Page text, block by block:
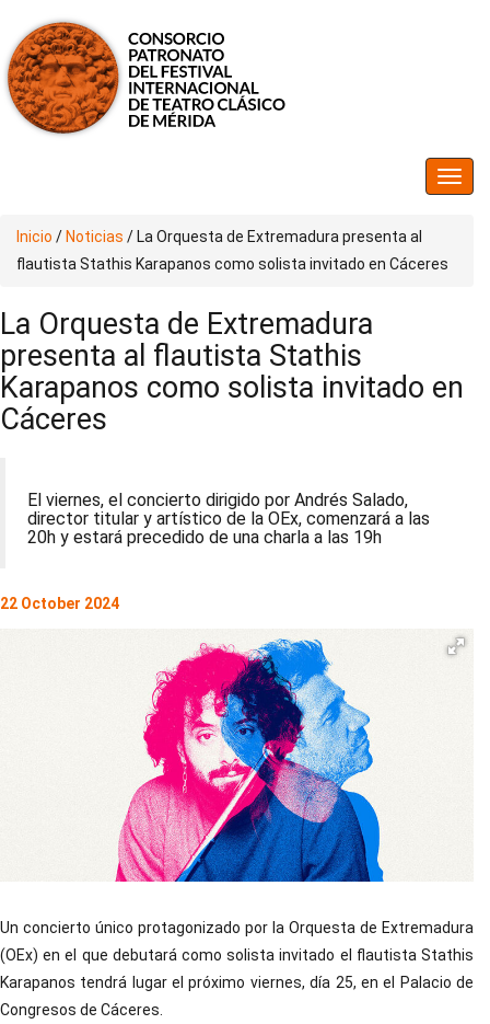
Inicio / Noticias / La Orquesta de Extremadura presenta al
flautista Stathis Karapanos como solista invitado en Cáceres
La Orquesta de Extremadura
presenta al flautista Stathis
Karapanos como solista invitado en
Cáceres
El viernes, el concierto dirigido por Andrés Salado,
director titular y artístico de la OEx, comenzará a las
20h y estará precedido de una charla a las 19h
22 October 2024
Un concierto único protagonizado por la Orquesta de Extremadura
(OEx) en el que debutará como solista invitado el flautista Stathis
Karapanos tendrá lugar el próximo viernes, día 25, en el Palacio de
Congresos de Cáceres.